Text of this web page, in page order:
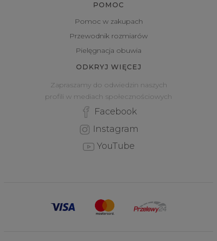
POMOC
Pomoc w zakupach
Przewodnik rozmiarów
Pielęgnacja obuwia
ODKRYJ WIĘCEJ
Zapraszamy do odwiedzin naszych
profili w mediach społecznościowych
Facebook
Instagram
YouTube